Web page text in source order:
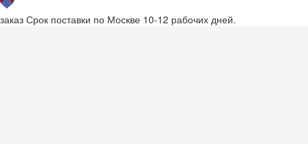
Срок поставки по Москве 10-12 рабочих дней.